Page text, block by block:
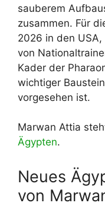
sauberem
zusammen. Für
2026 in den
von
Kader der
wichtiger
vorgesehen ist.
Marwan Attia
Ägypten.
Neues
von